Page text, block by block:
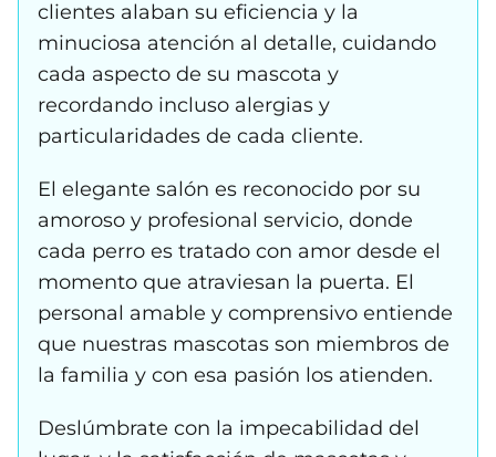
clientes alaban su eficiencia y la
minuciosa atención al detalle, cuidando
cada aspecto de su mascota y
recordando incluso alergias y
particularidades de cada cliente.
El elegante salón es reconocido por su
amoroso y profesional servicio, donde
cada perro es tratado con amor desde el
momento que atraviesan la puerta. El
personal amable y comprensivo entiende
que nuestras mascotas son miembros de
la familia y con esa pasión los atienden.
Deslúmbrate con la impecabilidad del